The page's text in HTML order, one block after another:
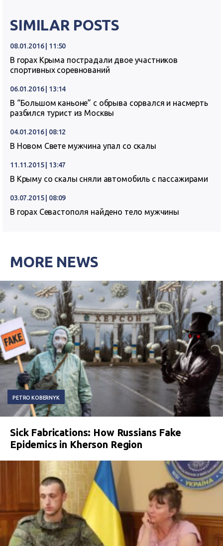
SIMILAR POSTS
08.01.2016 | 11:50
В горах Крыма пострадали двое участников
спортивных соревнований
06.01.2016 | 13:14
В “Большом каньоне” с обрыва сорвался и насмерть
разбился турист из Москвы
04.01.2016 | 08:12
В Новом Свете мужчина упал со скалы
11.11.2015 | 13:47
В Крыму со скалы сняли автомобиль с пассажирами
03.07.2015 | 08:09
В горах Севастополя найдено тело мужчины
MORE NEWS
PETRO KOBERNYK
Sick Fabrications: How Russians Fake
Epidemics in Kherson Region